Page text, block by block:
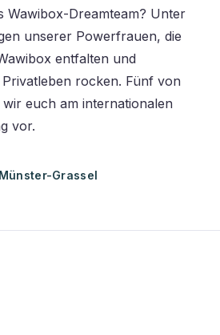
Wawibox-Dreamteam? Unter
unserer Powerfrauen, die
entfalten und
rocken. Fünf von
euch am internationalen
vor.
Grassel